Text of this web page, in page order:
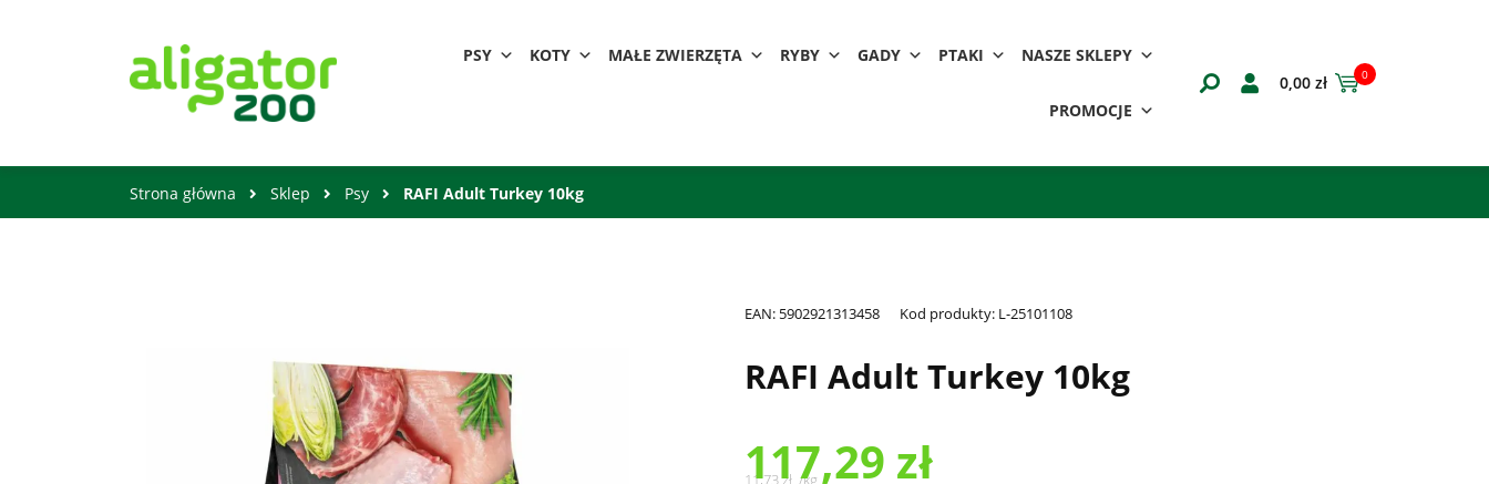
PSY KOTY MAŁE ZWIERZĘTA RYBY GADY PTAKI NASZE SKLEPY
PROMOCJE
0,00 zł 0
Strona główna Sklep Psy RAFI Adult Turkey 10kg
EAN: 5902921313458 Kod produkty: L-25101108
RAFI Adult Turkey 10kg
117,29 zł
11,73zł /kg